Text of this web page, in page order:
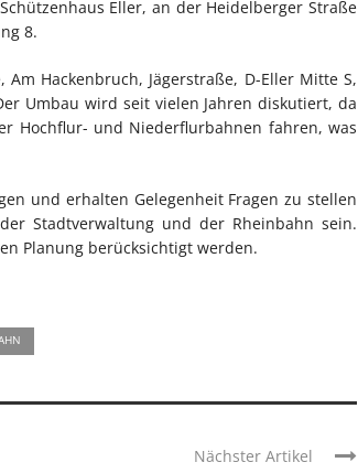
Eller, an der Heidelberger Straße
8.
Hackenbruch, Jägerstraße, D-Eller Mitte S,
Umbau wird seit vielen Jahren diskutiert, da
Hochflur- und Niederflurbahnen fahren, was
und erhalten Gelegenheit Fragen zu stellen
Stadtverwaltung und der Rheinbahn sein.
Planung berücksichtigt werden.
Nächster Artikel